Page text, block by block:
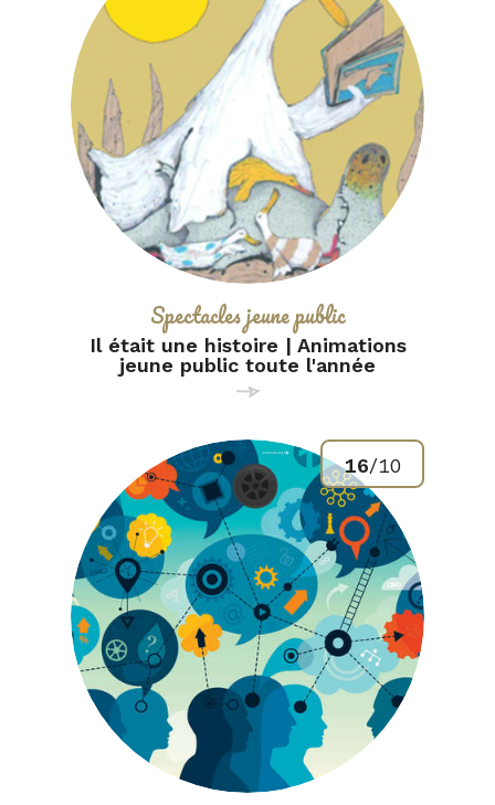
Il était une histoire | Animations
jeune public toute l'année
Catégorie :
Spectacles jeune public
16/10